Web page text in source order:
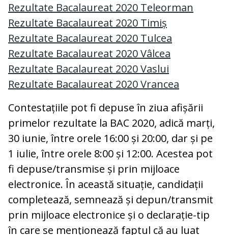
Rezultate Bacalaureat 2020 Teleorman
Rezultate Bacalaureat 2020 Timiș
Rezultate Bacalaureat 2020 Tulcea
Rezultate Bacalaureat 2020 Vâlcea
Rezultate Bacalaureat 2020 Vaslui
Rezultate Bacalaureat 2020 Vrancea
Contestațiile pot fi depuse în ziua afișării
primelor rezultate la BAC 2020, adică marți,
30 iunie, între orele 16:00 și 20:00, dar și pe
1 iulie, între orele 8:00 și 12:00. Acestea pot
fi depuse/transmise și prin mijloace
electronice. În această situație, candidații
completează, semnează și depun/transmit
prin mijloace electronice și o declarație-tip
în care se menționează faptul că au luat